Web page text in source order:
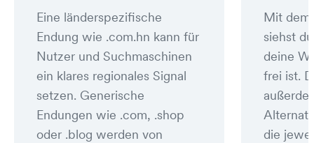
Eine länderspezifische
Endung wie .com.hn kann für
Nutzer und Suchmaschinen
ein klares regionales Signal
setzen. Generische
Endungen wie .com, .shop
oder .blog werden von
Mit dem
siehst
deine
frei ist.
die